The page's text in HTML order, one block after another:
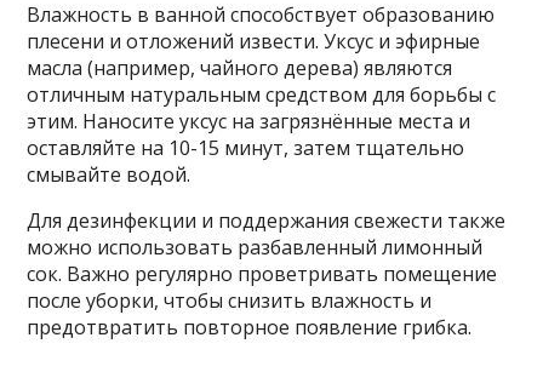
Влажность в ванной способствует образованию
плесени и отложений извести. Уксус и эфирные
масла (например, чайного дерева) являются
отличным натуральным средством для борьбы с
этим. Наносите уксус на загрязнённые места и
оставляйте на 10-15 минут, затем тщательно
смывайте водой.
Для дезинфекции и поддержания свежести также
можно использовать разбавленный лимонный
сок. Важно регулярно проветривать помещение
после уборки, чтобы снизить влажность и
предотвратить повторное появление грибка.